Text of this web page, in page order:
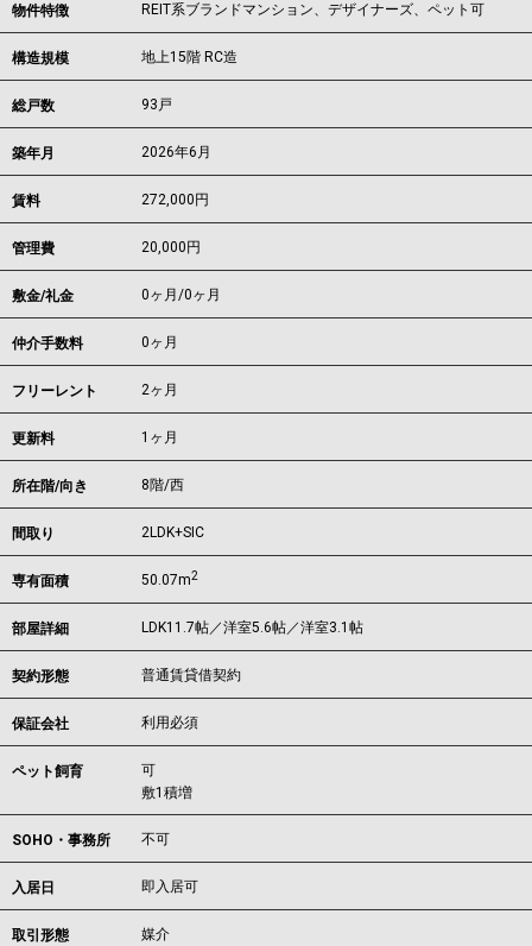
物件特徴 REIT系ブランドマンション、デザイナーズ、ペット可
構造規模 地上15階 RC造
総戸数 93戸
築年月 2026年6月
賃料 272,000 円
管理費 20,000円
敷金/礼金 0ヶ月/0ヶ月
仲介手数料 0ヶ月
フリーレント 2ヶ月
更新料 1ヶ月
所在階/向き 8階/西
間取り 2LDK+SIC
専有面積 50.07m2
部屋詳細 LDK11.7帖／洋室5.6帖／洋室3.1帖
契約形態 普通賃貸借契約
保証会社 利用必須
ペット飼育
可
敷1積増
SOHO・事務所 不可
入居日 即入居可
取引形態 媒介